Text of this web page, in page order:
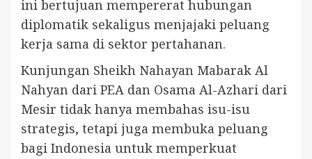
ini bertujuan mempererat hubungan
diplomatik sekaligus menjajaki peluang
kerja sama di sektor pertahanan.
Kunjungan Sheikh Nahayan Mabarak Al
Nahyan dari PEA dan Osama Al-Azhari dari
Mesir tidak hanya membahas isu-isu
strategis, tetapi juga membuka peluang
bagi Indonesia untuk memperkuat